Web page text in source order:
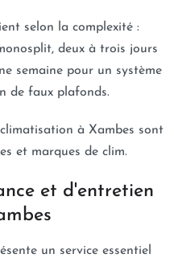
selon la complexité :
deux à trois jours
semaine pour un système
de faux plafonds.
à Xambes sont
et marques de clim.
et d'entretien
un service essentiel